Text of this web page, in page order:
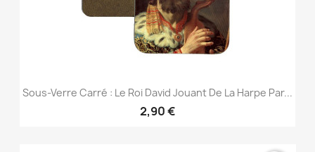
Sous-Verre Carré : Le Roi David Jouant De La Harpe Par...
2,90 €